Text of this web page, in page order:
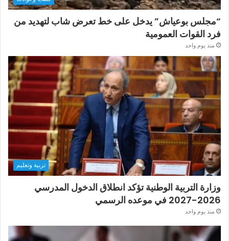
“مجلس بوعياش” يدخل على خط تعرض شاب لتهديد من
فرد القوات العمومية
منذ يوم واحد
تربية وتعليم
وزارة التربية الوطنية تؤكد انطلاق الدخول المدرسي
2026-2027 في موعده الرسمي
منذ يوم واحد